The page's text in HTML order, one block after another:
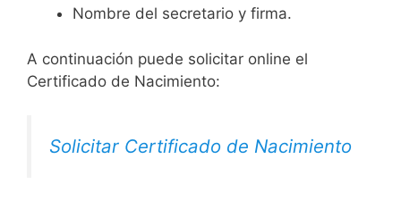
Nombre del secretario y firma.
A continuación puede solicitar online el
Certificado de Nacimiento:
Solicitar Certificado de Nacimiento